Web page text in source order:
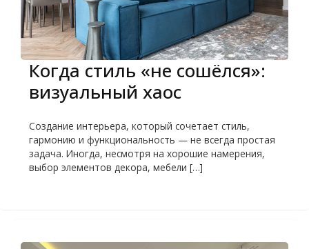
Когда стиль «не сошёлся»:
визуальный хаос
Создание интерьера, который сочетает стиль,
гармонию и функциональность — не всегда простая
задача. Иногда, несмотря на хорошие намерения,
выбор элементов декора, мебели […]